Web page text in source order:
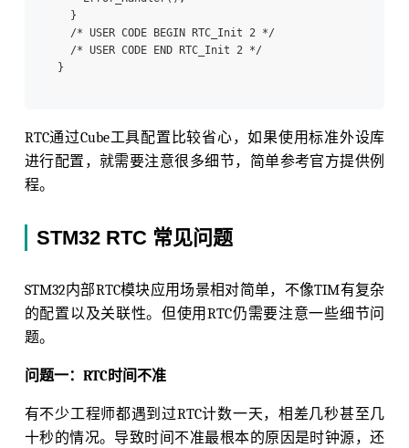
}
/* USER CODE BEGIN RTC_Init 2 */
/* USER CODE END RTC_Init 2 */
RTC通过Cube工具配置比较省心，如果使用标准外设库
进行配置，就需要注意很多细节，简单参考官方提供例
程。
STM32 RTC 常见问题
STM32内部RTC模块应用场景相对简单，不像TIM有复杂
的配置以及关联性。但使用RTC仍需要注意一些细节问
题。
问题一：RTC时间不准
有不少工程师都遇到过RTC计数一天，相差几秒甚至几
十秒的情况。导致时间不准最根本的原因是时钟源，还